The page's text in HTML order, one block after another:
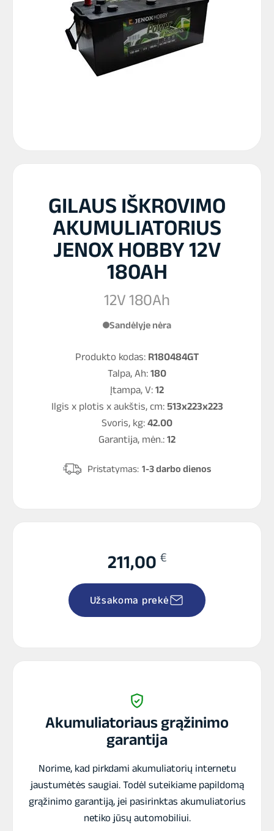
GILAUS IŠKROVIMO
AKUMULIATORIUS
JENOX HOBBY 12V
180AH
12V 180Ah
Sandėlyje nėra
Produkto kodas: R180484GT
Talpa, Ah: 180
Įtampa, V: 12
Ilgis x plotis x aukštis, cm: 513x223x223
Svoris, kg: 42.00
Garantija, mėn.: 12
Pristatymas: 1-3 darbo dienos
211,00 €
Užsakoma prekė
Akumuliatoriaus grąžinimo
garantija
Norime, kad pirkdami akumuliatorių internetu
jaustumėtės saugiai. Todėl suteikiame papildomą
grąžinimo garantiją, jei pasirinktas akumuliatorius
netiko jūsų automobiliui.